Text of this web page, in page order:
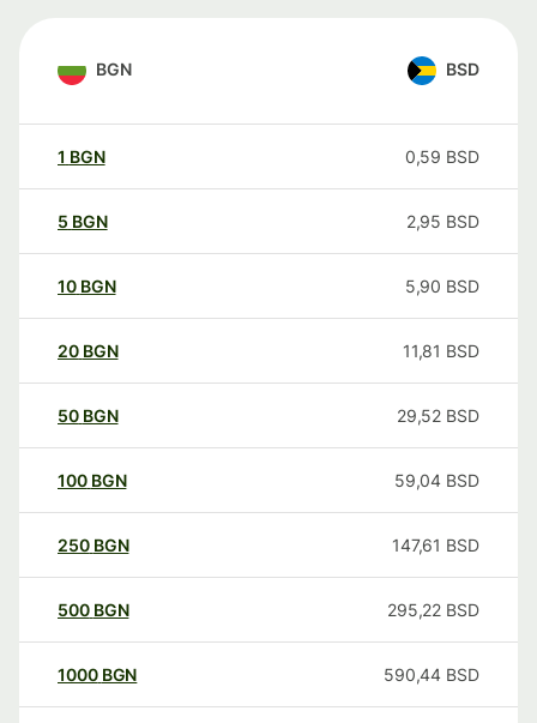
BGN BSD
1 BGN 0,59 BSD
5 BGN 2,95 BSD
10 BGN 5,90 BSD
20 BGN 11,81 BSD
50 BGN 29,52 BSD
100 BGN 59,04 BSD
250 BGN 147,61 BSD
500 BGN 295,22 BSD
1000 BGN 590,44 BSD